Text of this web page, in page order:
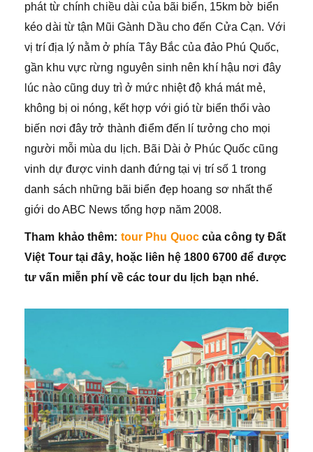
phát từ chính chiều dài của bãi biển, 15km bờ biển
kéo dài từ tận Mũi Gành Dầu cho đến Cửa Cạn. Với
vị trí địa lý nằm ở phía Tây Bắc của đảo Phú Quốc,
gần khu vực rừng nguyên sinh nên khí hậu nơi đây
lúc nào cũng duy trì ở mức nhiệt độ khá mát mẻ,
không bị oi nóng, kết hợp với gió từ biển thổi vào
biến nơi đây trở thành điểm đến lí tưởng cho mọi
người mỗi mùa du lịch. Bãi Dài ở Phúc Quốc cũng
vinh dự được vinh danh đứng tại vị trí số 1 trong
danh sách những bãi biển đẹp hoang sơ nhất thế
giới do ABC News tổng hợp năm 2008.
Tham khảo thêm: tour Phu Quoccủa công ty Đất
Việt Tour tại đây, hoặc liên hệ 1800 6700 để được
tư vấn miễn phí về các tour du lịch bạn nhé.